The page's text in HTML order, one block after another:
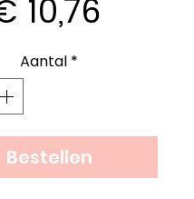
10,76
Aantal *
Bestellen